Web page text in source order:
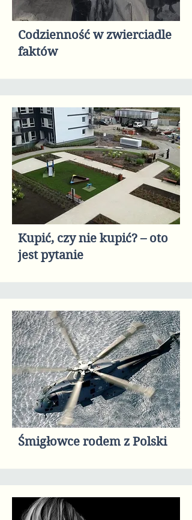
Codzienność w zwierciadle
faktów
Kupić, czy nie kupić? – oto
jest pytanie
Śmigłowce rodem z Polski